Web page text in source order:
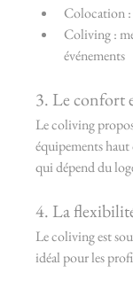
Colocation :
Coliving :
événements
3. Le confort
Le coliving
équipements
qui dépend du
4. La
Le coliving est
idéal pour les